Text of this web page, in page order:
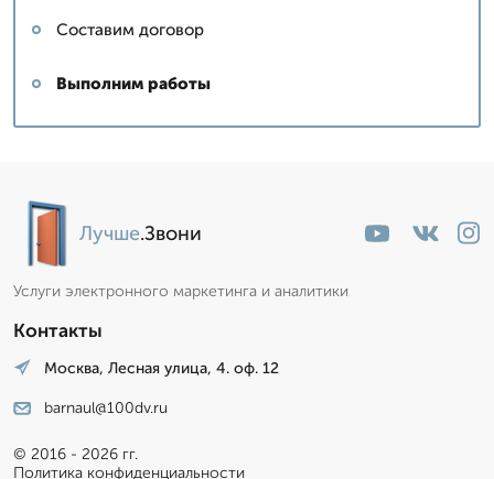
Составим договор
Выполним работы
Лучше.Звони
Услуги электронного маркетинга и аналитики
Контакты
Москва, Лесная улица, 4. оф. 12
barnaul@100dv.ru
© 2016 - 2026 гг.
Политика конфиденциальности